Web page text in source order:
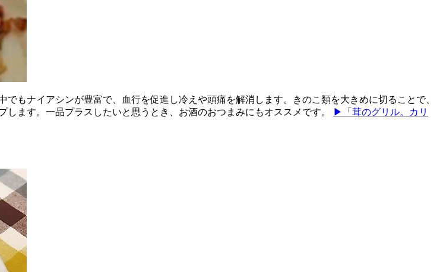
もナイアシンが豊富で、血行を促進し冷えや頭痛を解消します。きのこ類を大きめに切ることで、
ます。一品プラスしたいと思うとき、お酒のおつまみにもオススメです。
▶「茸のグリル。カリ